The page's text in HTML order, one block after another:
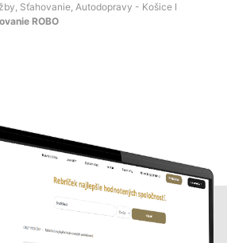
Sťahovanie, Autodopravy - Košice I
ROBO